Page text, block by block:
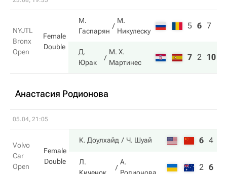
NYJTL
Bronx
Open
Female
Double
М.
Гаспарян
М.
Никулеску
5 6 7
Д.
Юрак
М. Х.
Мартинес
7 2 10
Анастасия Родионова
05.04, 21:05
Volvo
Car
Open
Female
Double
К. Доулхайд Ч. Шуай 6 4
Л.
А.
2 6